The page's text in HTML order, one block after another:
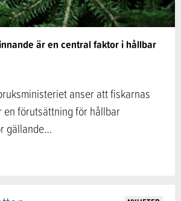
är en central faktor i hållbar
anser att fiskarnas
en förutsättning för hållbar
gällande…